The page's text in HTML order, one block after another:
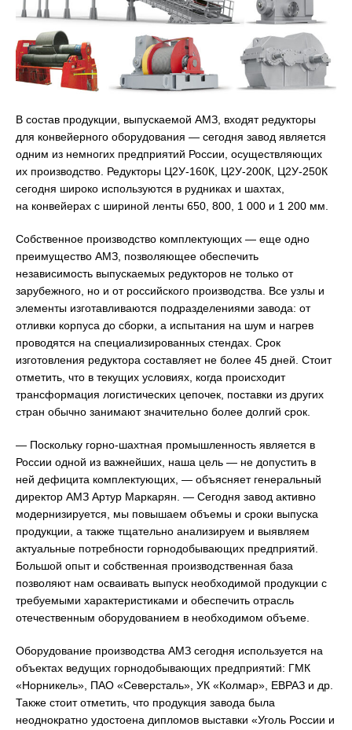
В состав продукции, выпускаемой АМЗ, входят редукторы
для конвейерного оборудования — сегодня завод является
одним из немногих предприятий России, осуществляющих
их производство. Редукторы Ц2У-160К, Ц2У-200К, Ц2У-250К
сегодня широко используются в рудниках и шахтах,
на конвейерах с шириной ленты 650, 800, 1 000 и 1 200 мм.
Собственное производство комплектующих — еще одно
преимущество АМЗ, позволяющее обеспечить
независимость выпускаемых редукторов не только от
зарубежного, но и от российского производства. Все узлы и
элементы изготавливаются подразделениями завода: от
отливки корпуса до сборки, а испытания на шум и нагрев
проводятся на специализированных стендах. Срок
изготовления редуктора составляет не более 45 дней. Стоит
отметить, что в текущих условиях, когда происходит
трансформация логистических цепочек, поставки из других
стран обычно занимают значительно более долгий срок.
— Поскольку горно-шахтная промышленность является в
России одной из важнейших, наша цель — не допустить в
ней дефицита комплектующих, — объясняет генеральный
директор АМЗ Артур Маркарян. — Сегодня завод активно
модернизируется, мы повышаем объемы и сроки выпуска
продукции, а также тщательно анализируем и выявляем
актуальные потребности горнодобывающих предприятий.
Большой опыт и собственная производственная база
позволяют нам осваивать выпуск необходимой продукции с
требуемыми характеристиками и обеспечить отрасль
отечественным оборудованием в необходимом объеме.
Оборудование производства АМЗ сегодня используется на
объектах ведущих горнодобывающих предприятий: ГМК
«Норникель», ПАО «Северсталь», УК «Колмар», ЕВРАЗ и др.
Также стоит отметить, что продукция завода была
неоднократно удостоена дипломов выставки «Уголь России и